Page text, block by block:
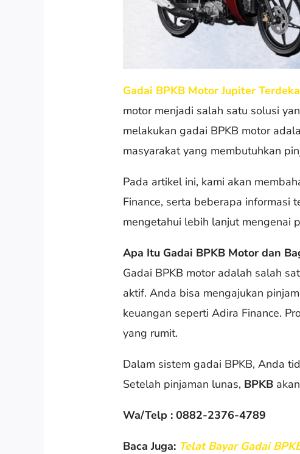
Gadai BPKB Motor Jupiter
motor menjadi salah satu solusi
melakukan gadai BPKB motor
masyarakat yang membutuhkan
Pada artikel ini, kami akan
Finance, serta beberapa informasi
mengetahui lebih lanjut mengenai
Apa Itu Gadai BPKB Motor dan
Gadai BPKB motor adalah salah
aktif. Anda bisa mengajukan
keuangan seperti Adira Finance.
yang rumit.
Dalam sistem gadai BPKB, Anda
Setelah pinjaman lunas, BPKB
Wa/Telp : 0882-2376-4789
Baca Juga: Telat Bayar Gadai